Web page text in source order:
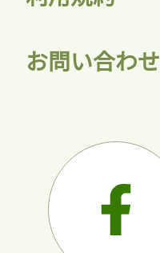
お問い合わせ